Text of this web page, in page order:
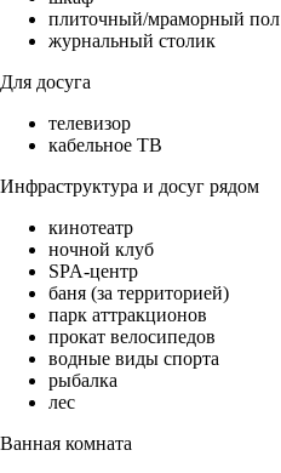
плиточный/мраморный пол
журнальный столик
Для досуга
телевизор
кабельное ТВ
Инфраструктура и досуг рядом
кинотеатр
ночной клуб
SPA-центр
баня (за территорией)
парк аттракционов
прокат велосипедов
водные виды спорта
рыбалка
лес
Ванная комната